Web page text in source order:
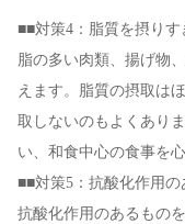
■■対策4：脂質を摂りす
脂の多い肉類、揚げ物
えます。脂質の摂取は
取しないのもよくあり
い、和食中心の食事を
■■対策5：抗酸化作用の
抗酸化作用のあるもの